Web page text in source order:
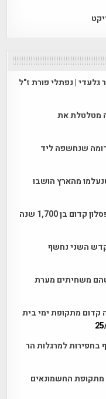
גלעדי | נפתלי פורת ז"ל
מטלטלת את
שנחשפה ליד
מהארץ הושבו
בן 1,700 שנה
השני נחשף
משחיתים מערת
קדום מתקופת ימי בית
בחפירות למרגלות הר
החשמונאים